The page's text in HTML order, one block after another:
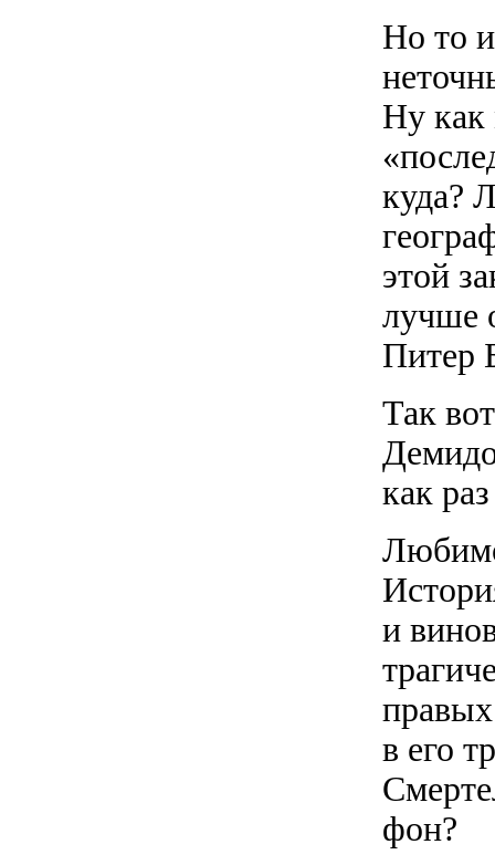
Но то
Ну как
куда?
этой
лучше
Питер
Так
как
и
правых
в его
фон?